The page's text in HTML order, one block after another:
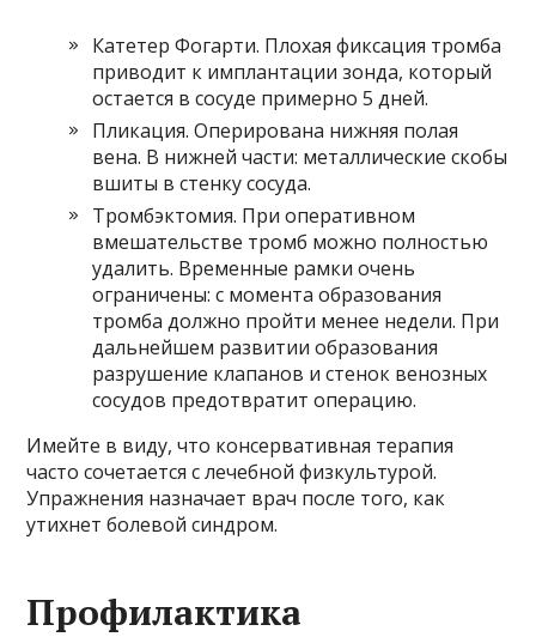
Катетер Фогарти. Плохая фиксация тромба
приводит к имплантации зонда, который
остается в сосуде примерно 5 дней.
Пликация. Оперирована нижняя полая
вена. В нижней части: металлические скобы
вшиты в стенку сосуда.
Тромбэктомия. При оперативном
вмешательстве тромб можно полностью
удалить. Временные рамки очень
ограничены: с момента образования
тромба должно пройти менее недели. При
дальнейшем развитии образования
разрушение клапанов и стенок венозных
сосудов предотвратит операцию.
Имейте в виду, что консервативная терапия
часто сочетается с лечебной физкультурой.
Упражнения назначает врач после того, как
утихнет болевой синдром.
Профилактика